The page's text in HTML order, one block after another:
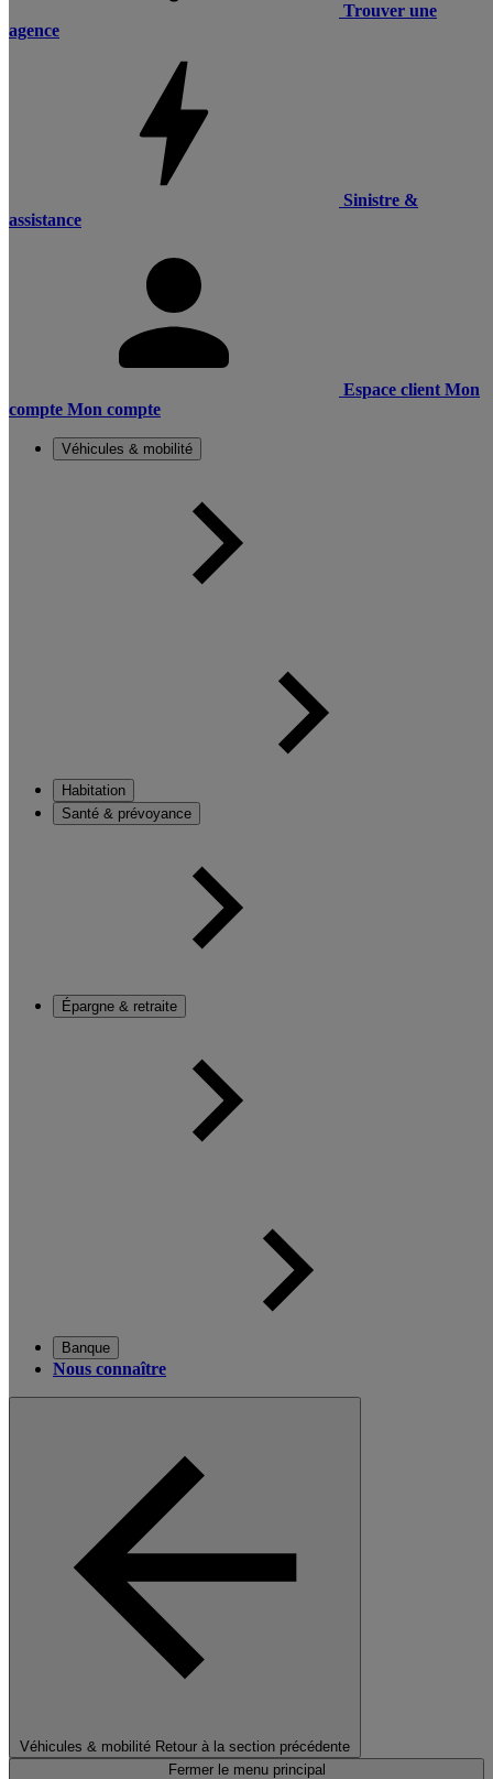
Trouver une
agence
Sinistre &
assistance
Espace client Mon
compte Mon compte
Véhicules & mobilité
Habitation
Santé & prévoyance
Épargne & retraite
Banque
Nous connaître
Véhicules & mobilité Retour à la section précédente
Fermer le menu principal